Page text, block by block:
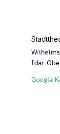
Idar-
Google